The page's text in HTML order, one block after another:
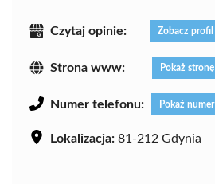
Czytaj opinie: Zobacz profil
Strona www: Pokaż stronę
Numer telefonu: Pokaż numer
Lokalizacja: 81-212 Gdynia